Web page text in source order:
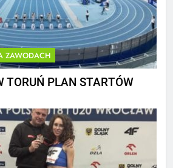
ZAWODACH
TORUŃ PLAN STARTÓW